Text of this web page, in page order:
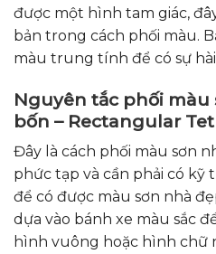
được một hình tam giác,
bản trong cách phối màu.
màu trung tính để có sự hài
Nguyên tắc phối
bốn – Rectangular
Đây là cách phối màu sơn
phức tạp và cần phải có kỹ
để có được màu sơn nhà
dựa vào bánh xe màu sắc
hình vuông hoặc hình chữ